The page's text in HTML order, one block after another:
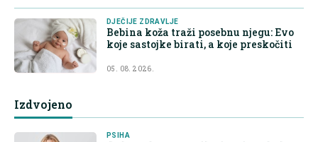
DJEČIJE ZDRAVLJE
Bebina koža traži posebnu njegu: Evo
koje sastojke birati, a koje preskočiti
05. 08. 2026.
Izdvojeno
PSIHA